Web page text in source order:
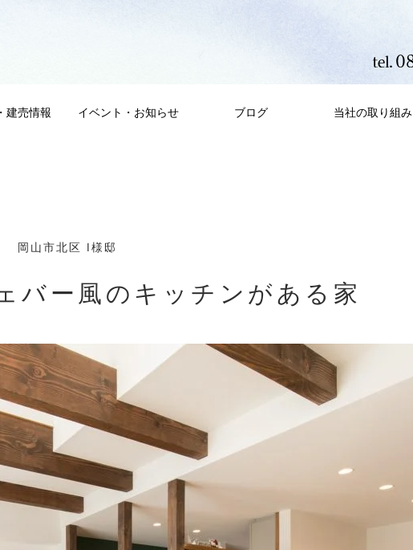
建売情報 イベント・お知らせ ブログ 当社の取り組み
岡山市北区 I様邸
バー風のキッチンがある家